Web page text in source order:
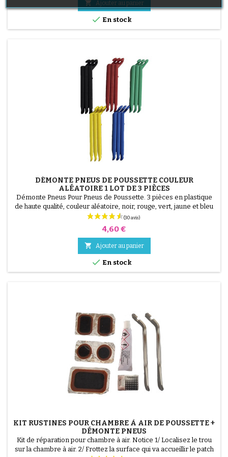
 Ajouter au panier
 En stock
DÉMONTE PNEUS DE POUSSETTE COULEUR
ALÉATOIRE 1 LOT DE 3 PIÈCES
Démonte Pneus Pour Pneus de Poussette. 3 pièces en plastique
de haute qualité, couleur aléatoire, noir, rouge, vert, jaune et bleu
ou 3 pièces en acier ( gris ) Le montage du pneu se fait sans outils
et uniquement à la main, cela évite de percer la chambre à air.
Prix
4,60 €
 Ajouter au panier
 En stock
KIT RUSTINES POUR CHAMBRE À AIR DE POUSSETTE +
DÉMONTE PNEUS
Kit de réparation pour chambre à air. Notice 1/ Localisez le trou
sur la chambre à air. 2/ Frottez la surface qui va accueillir le patch